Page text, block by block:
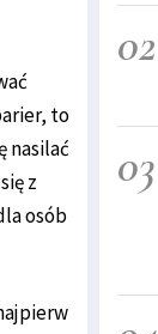
to
nasilać
z
osób
02
03